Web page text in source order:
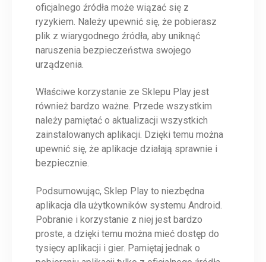
oficjalnego źródła może wiązać się z
ryzykiem. Należy upewnić się, że pobierasz
plik z wiarygodnego źródła, aby uniknąć
naruszenia bezpieczeństwa swojego
urządzenia.
Właściwe korzystanie ze Sklepu Play jest
również bardzo ważne. Przede wszystkim
należy pamiętać o aktualizacji wszystkich
zainstalowanych aplikacji. Dzięki temu można
upewnić się, że aplikacje działają sprawnie i
bezpiecznie.
Podsumowując, Sklep Play to niezbędna
aplikacja dla użytkowników systemu Android.
Pobranie i korzystanie z niej jest bardzo
proste, a dzięki temu można mieć dostęp do
tysięcy aplikacji i gier. Pamiętaj jednak o